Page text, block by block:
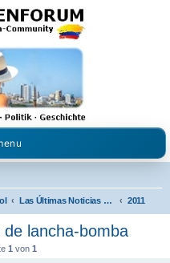
Visum in Kolumbien und Venezuela.
Las Últimas Noticias en Español 2011
lancha-bomba
1 von 1